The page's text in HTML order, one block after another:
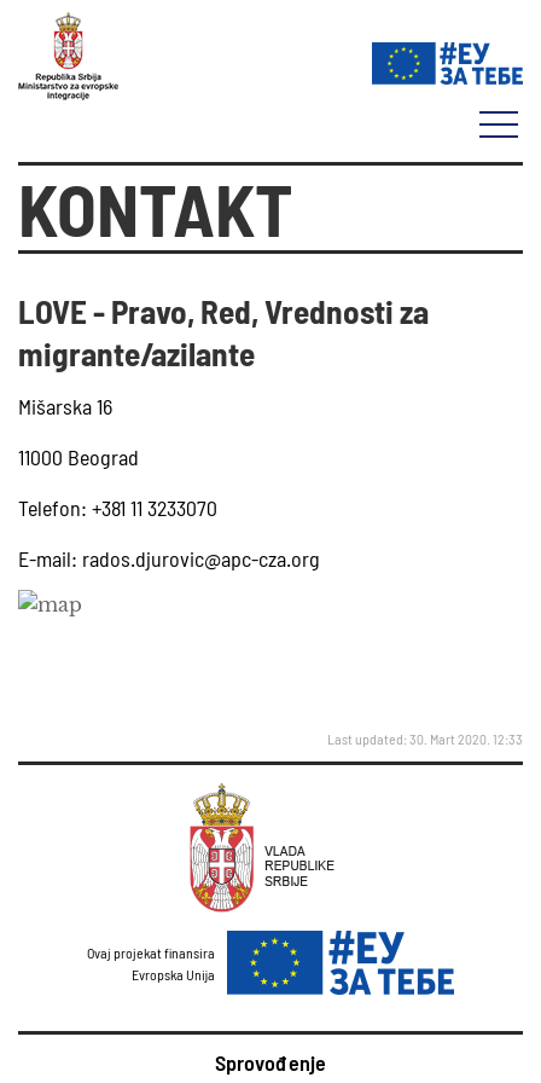
KONTAKT
LOVE - Pravo, Red, Vrednosti za
migrante/azilante
Mišarska 16
11000 Beograd
Telefon: +381 11 3233070
E-mail: rados.djurovic@apc-cza.org
Last updated: 30. Mart 2020. 12:33
Ovaj projekat finansira
Evropska Unija
Sprovođenje